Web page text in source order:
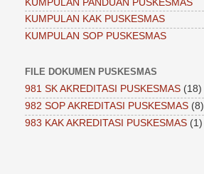
KUMPULAN PANDUAN PUSKESMAS
KUMPULAN KAK PUSKESMAS
KUMPULAN SOP PUSKESMAS
FILE DOKUMEN PUSKESMAS
981 SK AKREDITASI PUSKESMAS (18)
982 SOP AKREDITASI PUSKESMAS (8)
983 KAK AKREDITASI PUSKESMAS (1)